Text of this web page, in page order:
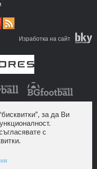
Изработка на сайт
за да Ви
с